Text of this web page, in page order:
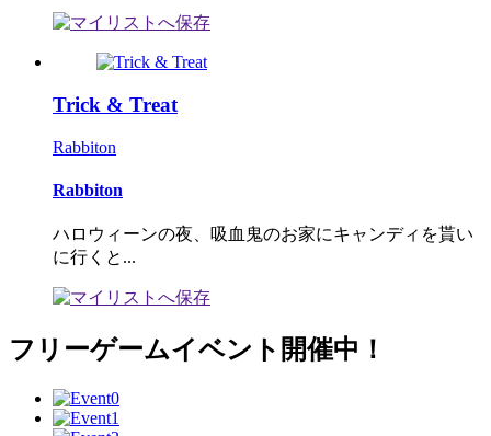
Trick & Treat
Rabbiton
Rabbiton
ハロウィーンの夜、吸血鬼のお家にキャンディを貰い
に行くと...
フリーゲームイベント開催中！